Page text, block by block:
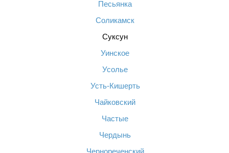
Песьянка
Соликамск
Суксун
Уинское
Усолье
Усть-Кишерть
Чайковский
Частые
Чердынь
Чернореченский